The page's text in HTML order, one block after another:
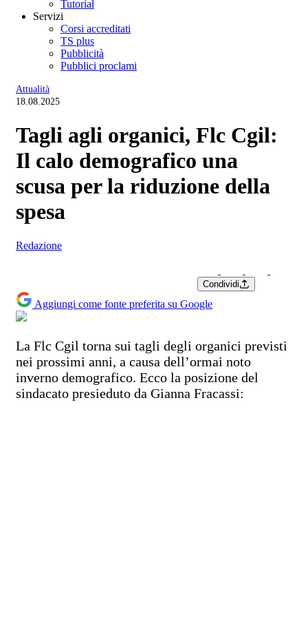
Tutorial
Servizi
Corsi accreditati
TS plus
Pubblicità
Pubblici proclami
Attualità
18.08.2025
Tagli agli organici, Flc Cgil:
Il calo demografico una
scusa per la riduzione della
spesa
Redazione
Condividi
Aggiungi come fonte preferita su Google
La Flc Cgil torna sui tagli degli organici previsti
nei prossimi anni, a causa dell’ormai noto
inverno demografico. Ecco la posizione del
sindacato presieduto da Gianna Fracassi: